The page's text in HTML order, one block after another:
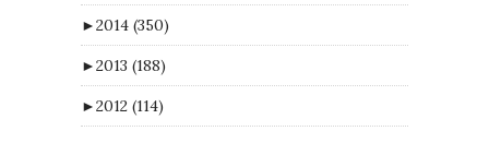
►2014 (350)
►2013 (188)
►2012 (114)